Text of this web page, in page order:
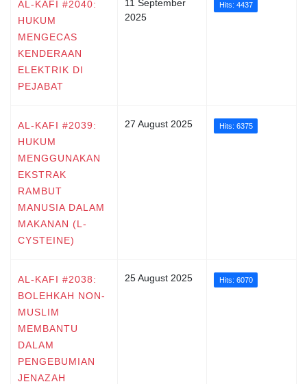
AL-KAFI #2040:
HUKUM
MENGECAS
KENDERAAN
ELEKTRIK DI
PEJABAT
11 September
2025
Hits: 4437
AL-KAFI #2039:
HUKUM
MENGGUNAKAN
EKSTRAK
RAMBUT
MANUSIA DALAM
MAKANAN (L-
CYSTEINE)
27 August 2025 Hits: 6375
AL-KAFI #2038:
BOLEHKAH NON-
MUSLIM
MEMBANTU
DALAM
PENGEBUMIAN
JENAZAH
25 August 2025 Hits: 6070